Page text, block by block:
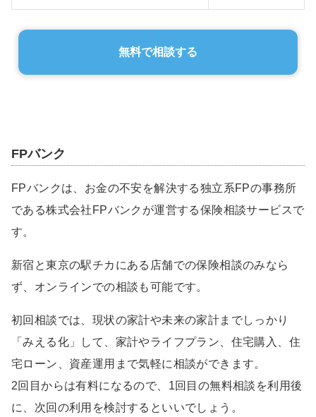
無料で相談する
FPバンク
FPバンクは、お金の不安を解決する独立系FPの事務所
である株式会社FPバンクが運営する保険相談サービスで
す。
新宿と東京の駅チカにある店舗での保険相談のみなら
ず、オンラインでの相談も可能です。
初回相談では、現状の家計や未来の家計までしっかり
「みえる化」して、家計やライフプラン、住宅購入、住
宅ローン、資産運用まで気軽に相談ができます。
2回目からは有料になるので、1回目の無料相談を利用後
に、次回の利用を検討するといいでしょう。